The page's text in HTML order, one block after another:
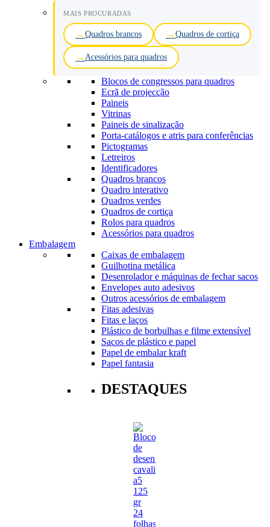
MAIS PROCURADAS
Quadros brancos Quadros de cortiça
Acessórios para quadros
Blocos de congressos para quadros
Ecrã de projecção
Paineis
Vitrinas
Paineis de sinalização
Porta-catálogos e atris para conferências
Pictogramas
Letreiros
Identificadores
Quadros brancos
Quadro interativo
Quadros verdes
Quadros de cortiça
Rolos para quadros
Acessórios para quadros
Embalagem
Caixas de embalagem
Guilhotina metálica
Desenrolador e máquinas de fechar sacos
Envelopes auto adesivos
Outros acessórios de embalagem
Fitas adesivas
Fitas e laços
Plástico de borbulhas e filme extensível
Sacos de plástico e papel
Papel de embalar kraft
Papel fantasia
DESTAQUES